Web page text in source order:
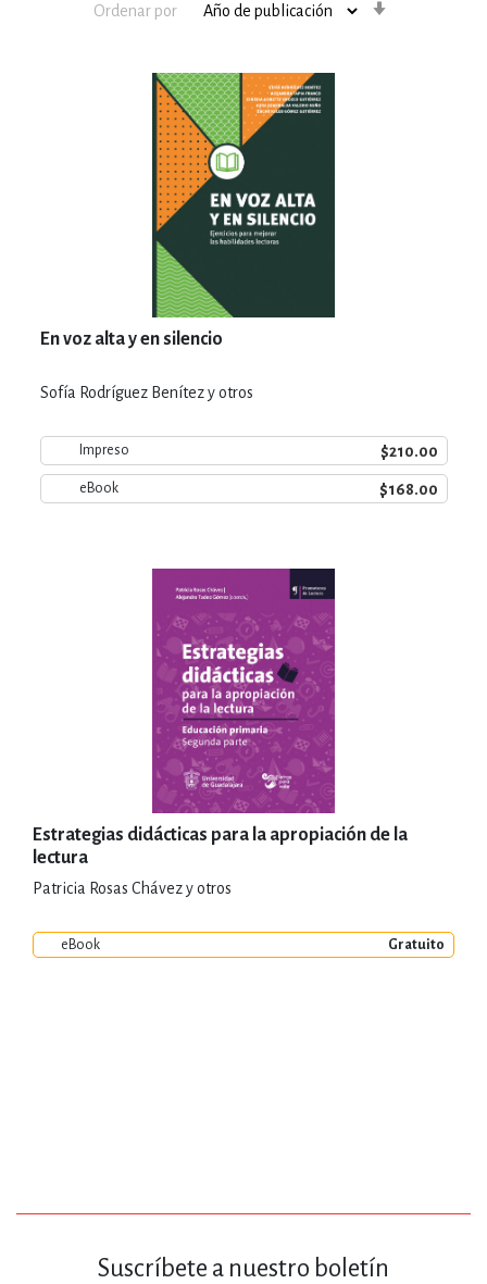
Ordenar por
En voz alta y en silencio
Sofía Rodríguez Benítez y otros
Impreso $210.00
eBook $168.00
Estrategias didácticas para la apropiación de la
lectura
Patricia Rosas Chávez y otros
eBook Gratuito
Suscríbete a nuestro boletín